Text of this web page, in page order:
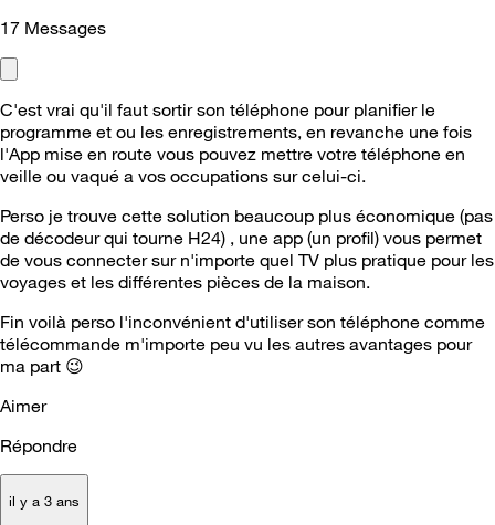
17 Messages
C'est vrai qu'il faut sortir son téléphone pour planifier le
programme et ou les enregistrements, en revanche une fois
l'App mise en route vous pouvez mettre votre téléphone en
veille ou vaqué a vos occupations sur celui-ci.
Perso je trouve cette solution beaucoup plus économique (pas
de décodeur qui tourne H24) , une app (un profil) vous permet
de vous connecter sur n'importe quel TV plus pratique pour les
voyages et les différentes pièces de la maison.
Fin voilà perso l'inconvénient d'utiliser son téléphone comme
télécommande m'importe peu vu les autres avantages pour
ma part 😉
Aimer
Répondre
il y a 3 ans